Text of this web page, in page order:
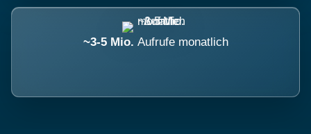
~3-5 Mio. Aufrufe monatlich